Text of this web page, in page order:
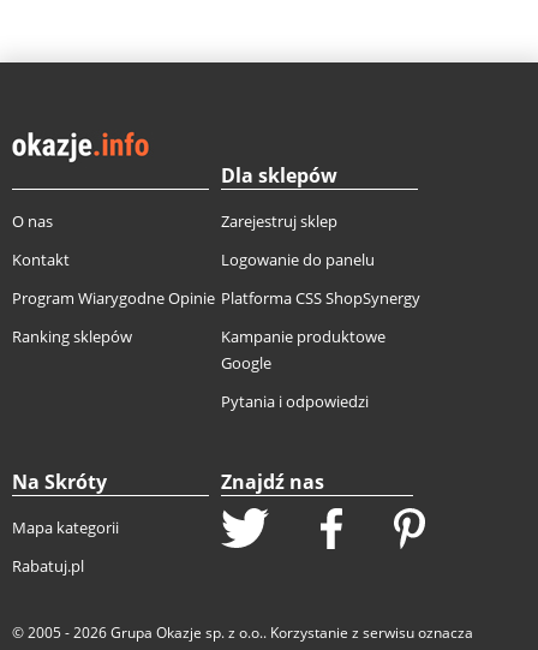
O nas
Kontakt
Program Wiarygodne Opinie
Ranking sklepów
Dla sklepów
Zarejestruj sklep
Logowanie do panelu
Platforma CSS ShopSynergy
Kampanie produktowe
Google
Pytania i odpowiedzi
Na Skróty
Mapa kategorii
Rabatuj.pl
Znajdź nas
© 2005 - 2026Grupa Okazje sp. z o.o.. Korzystanie z serwisu oznacza